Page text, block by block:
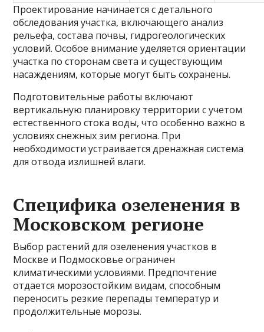
Проектирование начинается с детального
обследования участка, включающего анализ
рельефа, состава почвы, гидрогеологических
условий. Особое внимание уделяется ориентации
участка по сторонам света и существующим
насаждениям, которые могут быть сохранены.
Подготовительные работы включают
вертикальную планировку территории с учетом
естественного стока воды, что особенно важно в
условиях снежных зим региона. При
необходимости устраивается дренажная система
для отвода излишней влаги.
Специфика озеленения в
Московском регионе
Выбор растений для озеленения участков в
Москве и Подмосковье ограничен
климатическими условиями. Предпочтение
отдается морозостойким видам, способным
переносить резкие перепады температур и
продолжительные морозы.